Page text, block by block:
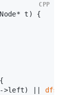
t)
{
>left) || dfs
CPP